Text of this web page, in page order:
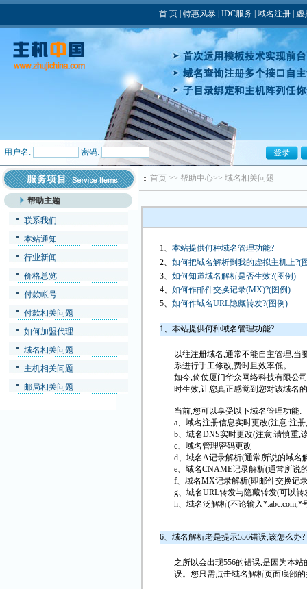
首 页 特惠风暴 IDC服务 域名注册 虚
用户名: 密码:
帮助主题
联系我们
本站通知
行业新闻
价格总览
付款帐号
付款相关问题
如何加盟代理
域名相关问题
主机相关问题
邮局相关问题
首页 >> 帮助中心>> 域名相关问题
1、本站提供何种域名管理功能?
2、如何把域名解析到我的虚拟主机上?(
3、如何知道域名解析是否生效?(图例)
4、如何作邮件交换记录(MX)?(图例)
5、如何作域名URL隐藏转发?(图例)
1、本站提供何种域名管理功能?
以往注册域名,通常不能自主管理,
系进行手工修改,费时且效率低。
如今,倚仗厦门华众网络科技有限公
时生效,让您真正感觉到您对该域名
当前,您可以享受以下域名管理功能:
a、域名注册信息实时更改(注意:注
b、域名DNS实时更改(注意:请慎重,
c、域名管理密码更改
d、域名A记录解析(通常所说的域名
e、域名CNAME记录解析(通常所说
f、域名MX记录解析(即邮件交换记
g、域名URL转发与隐藏转发(可以
h、域名泛解析(不论输入
6、域名解析老是提示556错误,该怎么办?
之所以会出现556的错误,是因为本
误。您只需点击域名解析页面底部